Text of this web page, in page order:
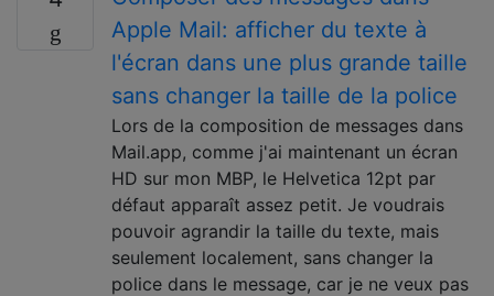
Apple Mail: afficher du texte à
l'écran dans une plus grande taille
sans changer la taille de la police
Lors de la composition de messages dans
Mail.app, comme j'ai maintenant un écran
HD sur mon MBP, le Helvetica 12pt par
défaut apparaît assez petit. Je voudrais
pouvoir agrandir la taille du texte, mais
seulement localement, sans changer la
police dans le message, car je ne veux pas